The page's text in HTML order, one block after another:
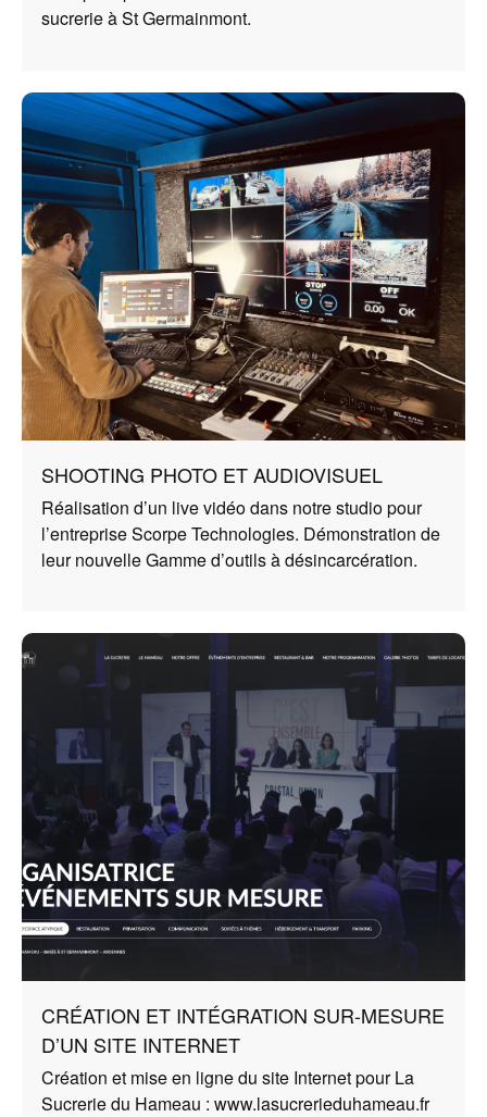
sucrerie à St Germainmont.
SHOOTING PHOTO ET AUDIOVISUEL
Réalisation d’un live vidéo dans notre studio pour
l’entreprise Scorpe Technologies. Démonstration de
leur nouvelle Gamme d’outils à désincarcération.
CRÉATION ET INTÉGRATION SUR-MESURE
D’UN SITE INTERNET
Création et mise en ligne du site Internet pour La
Sucrerie du Hameau : www.lasucrerieduhameau.fr